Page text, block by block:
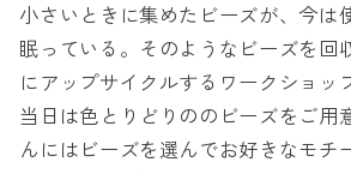
小さいときに集めたビーズが、今は
眠っている。そのようなビーズを回
にアップサイクルするワークショッ
当日は色とりどりののビーズをご用
んにはビーズを選んでお好きなモチ